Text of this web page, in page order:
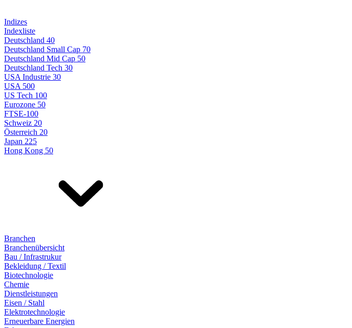
Indizes
Indexliste
Deutschland 40
Deutschland Small Cap 70
Deutschland Mid Cap 50
Deutschland Tech 30
USA Industrie 30
USA 500
US Tech 100
Eurozone 50
FTSE-100
Schweiz 20
Österreich 20
Japan 225
Hong Kong 50
Branchen
Branchenübersicht
Bau / Infrastrukur
Bekleidung / Textil
Biotechnologie
Chemie
Dienstleistungen
Eisen / Stahl
Elektrotechnologie
Erneuerbare Energien